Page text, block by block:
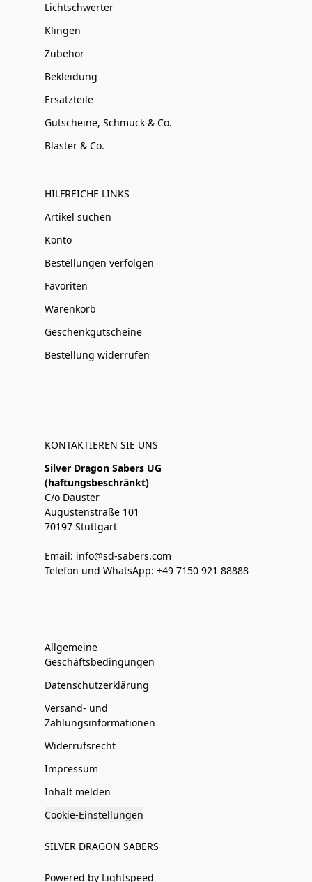
Lichtschwerter
Klingen
Zubehör
Bekleidung
Ersatzteile
Gutscheine, Schmuck & Co.
Blaster & Co.
HILFREICHE LINKS
Artikel suchen
Konto
Bestellungen verfolgen
Favoriten
Warenkorb
Geschenkgutscheine
Bestellung widerrufen
KONTAKTIEREN SIE UNS
Silver Dragon Sabers UG
(haftungsbeschränkt)
C/o Dauster
Augustenstraße 101
70197 Stuttgart
Email: info@sd-sabers.com
Telefon und WhatsApp: +49 7150 921 88888
Allgemeine
Geschäftsbedingungen
Datenschutzerklärung
Versand- und
Zahlungsinformationen
Widerrufsrecht
Impressum
Inhalt melden
Cookie-Einstellungen
SILVER DRAGON SABERS
Powered by Lightspeed